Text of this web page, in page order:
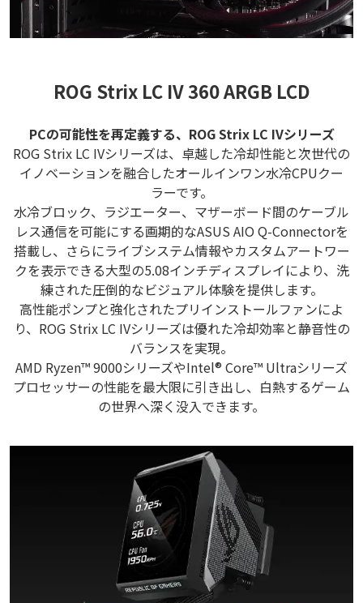
ROG Strix LC IV 360 ARGB LCD
PCの可能性を再定義する、ROG Strix LC IVシリーズ
ROG Strix LC IVシリーズは、卓越した冷却性能と次世代の
イノベーションを融合したオールインワン水冷CPUクー
ラーです。
水冷ブロック、ラジエーター、マザーボード間のケーブル
レス通信を可能にする画期的なASUS AIO Q-Connectorを
搭載し、さらにライブシステム情報やカスタムアートワー
クを表示できる大型の5.08インチディスプレイにより、洗
練された圧倒的なビジュアル体験を提供します。
高性能ポンプと強化されたプリインストールファンによ
り、ROG Strix LC IVシリーズは優れた冷却効率と静音性の
バランスを実現。
AMD Ryzen™ 9000シリーズやIntel® Core™ Ultraシリーズ
プロセッサーの性能を最大限に引き出し、白熱するゲーム
の世界へ深く没入できます。